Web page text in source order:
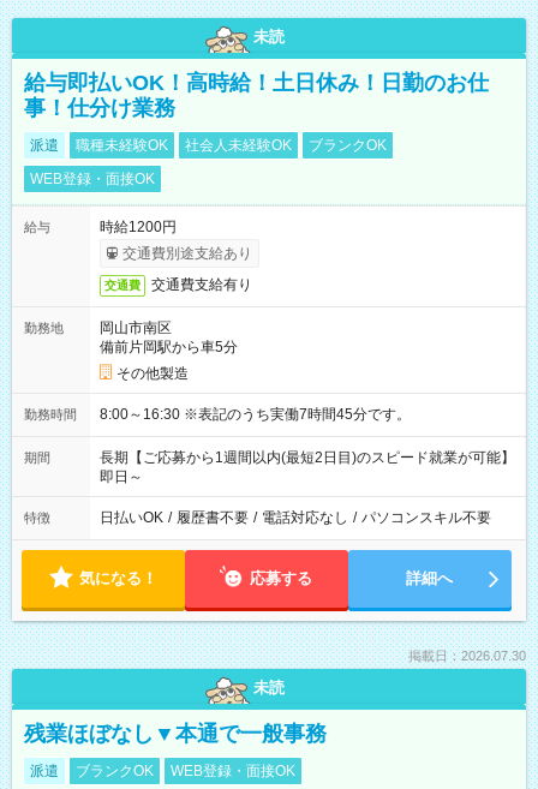
未読
給与即払いOK！高時給！土日休み！日勤のお仕
事！仕分け業務
派遣 職種未経験OK 社会人未経験OK
ブランクOK
WEB登録・面接OK
給与
時給1200円
交通費別途支給あり
交通費 交通費支給有り
勤務地
岡山市南区
備前片岡駅から車5分
その他製造
勤務時間 8:00～16:30 ※表記のうち実働7時間45分です。
期間
長期【ご応募から1週間以内(最短2日目)のスピード就業が可能】
即日～
特徴 日払いOK / 履歴書不要 / 電話対応なし / パソコンスキル不要
気になる！ 応募する 詳細へ
掲載日：2026.07.30
未読
残業ほぼなし▼本通で一般事務
派遣 ブランクOK WEB登録・面接OK